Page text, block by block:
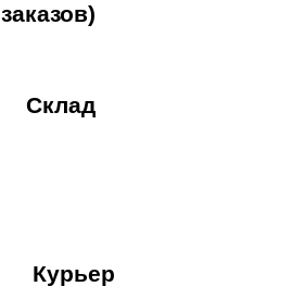
заказов)
Склад
Курьер